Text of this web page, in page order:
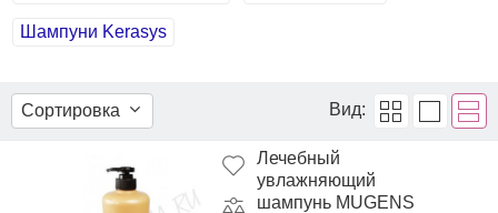
Шампуни Kerasys
Сортировка Вид:
Лечебный
увлажняющий
шампунь MUGENS